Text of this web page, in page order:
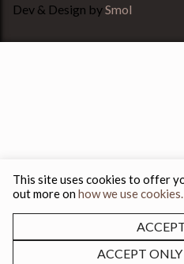
Dev & Design bySmol
This site uses cookies to offer
out more onhow we use cookies.
ACCEPT